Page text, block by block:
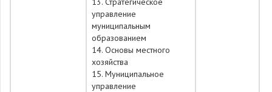
управление
муниципальным
образованием
14. Основы местного
хозяйства
15. Муниципальное
управление